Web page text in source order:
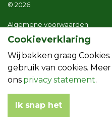
© 2026
Algemene voorwaarden
Privacy statement
Menuoverzicht website
Cookieverklaring
Wij bakken graag
gebruik van cookies.
ons privacy statement.
Ik snap het